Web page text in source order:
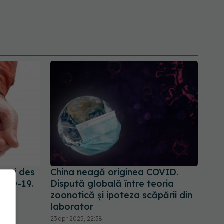
des
19.
China neagă originea COVID.
Dispută globală între teoria
zoonotică și ipoteza scăpării din
laborator
23 apr 2025, 22:38